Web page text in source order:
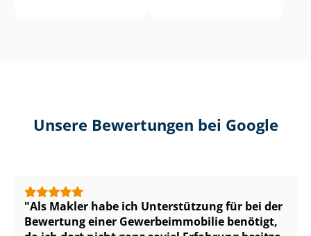
Unsere Bewertungen bei Google
Als Makler habe ich Unterstützung für bei der
Bewertung einer Ge­wer­be­im­mo­bi­lie benötigt,